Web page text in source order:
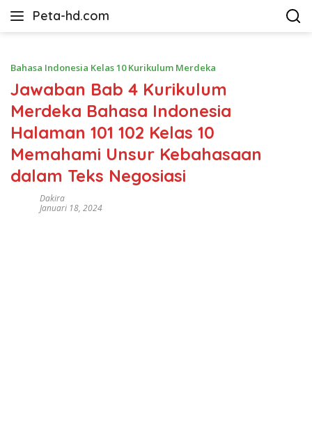
Peta-hd.com
Kumpulan
HD
Bahasa Indonesia Kelas 10 Kurikulum Merdeka
Jawaban Bab 4 Kurikulum
Merdeka Bahasa Indonesia
Halaman 101 102 Kelas 10
Memahami Unsur Kebahasaan
dalam Teks Negosiasi
Dakira
Januari 18, 2024